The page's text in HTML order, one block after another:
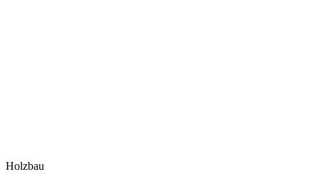
Holzbau